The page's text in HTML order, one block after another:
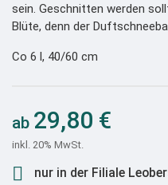
sein. Geschnitten werden
Blüte, denn der
Co 6 l, 40/60 cm
29,80 €
inkl. 20% MwSt.
 nur in der Filiale